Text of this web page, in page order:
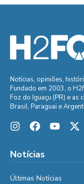
Notícias, opiniões,
Fundado em 2003, o
Foz do Iguaçu (PR) e
Brasil, Paraguai e
Notícias
Últimas Notícias